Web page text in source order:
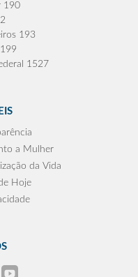
190
193
1527
a Mulher
da Vida
Hoje